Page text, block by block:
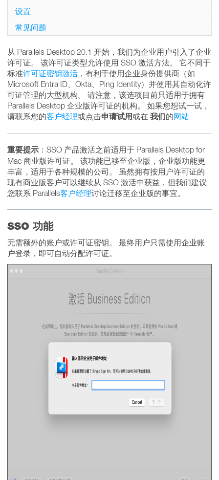
从 Parallels Desktop 20.1 开始，我们为企业用户引入了企业
许可证。 该许可证类型允许使用 SSO 激活方法。 它不同于
标准许可证密钥激活 ，有利于使用企业身份提供商（如
Microsoft Entra ID、Okta、Ping Identity）并使用其自动化许
可证管理的大型机构。 请注意，该选项目前只适用于拥有
Parallels Desktop 企业版许可证的机构。 如果您想试一试，
请联系您的客户经理或点击申请试用或在 我们的网站
重要提示 ：SSO 产品激活之前适用于 Parallels Desktop for
Mac 商业版许可证。 该功能已移至企业版，企业版功能更
丰富，适用于各种规模的公司。 虽然拥有按用户许可证的
现有商业版客户可以继续从 SSO 激活中获益，但我们建议
您联系 Parallels客户经理讨论迁移至企业版的事宜。
SSO 功能
无需额外的账户或许可证密钥。 最终用户只需使用企业账
户登录，即可自动分配许可证。
设置
常见问题